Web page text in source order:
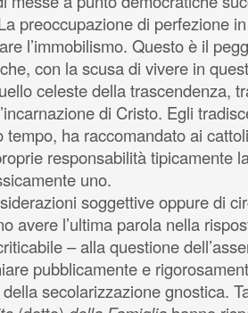
preoccupazione di perfezione
l’immobilismo. Questo è il
con la scusa di vivere in
celeste della trascendenza,
di Cristo. Egli
tempo, ha raccomandato ai
responsabilità tipicamente
uno.
soggettive oppure di
avere l’ultima parola nella
– alla questione
pubblicamente e
della secolarizzazione gnostica.